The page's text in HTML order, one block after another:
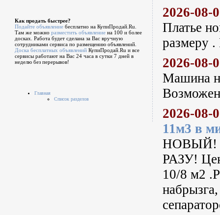
Как продать быстрее?
Подайте объявление бесплатно на КупиПродай.Ru.
Там же можно разместить объявление на 100 и более
досках. Работа будет сделана за Вас вручную
сотрудниками сервиса по размещению объявлений.
Доска бесплатных объявлений КупиПродай.Ru и все
сервисы работают на Вас 24 часа в сутки 7 дней в
неделю без перерывов!
Главная
Список разделов
2026-08-
Платье
размеру
2026-08-
Машина
2026-08-
11м3 в
НОВЫЙ!
РАЗУ!
10/8 м2